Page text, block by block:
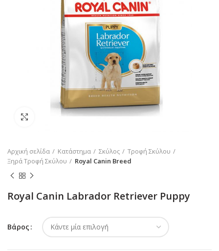
Κλικ για μεγέθυνση
Αρχική σελίδα Κατάστημα Σκύλος
Τροφή Σκύλου
Ξηρά Τροφή Σκύλου
Royal Canin Breed
Royal Canin Labrador Retriever Puppy
Βάρος